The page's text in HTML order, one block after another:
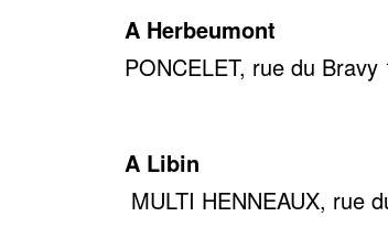
A Herbeumont
PONCELET, rue du
0478
A Libin
MULTI HENNEAUX, rue